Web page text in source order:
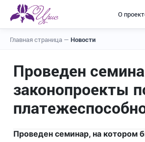
О
Главная страница — Новости
Проведен
законопроекты
Проведен семинар, на котором